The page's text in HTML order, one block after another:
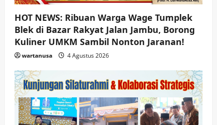
HOT NEWS: Ribuan Warga Wage Tumplek
Blek di Bazar Rakyat Jalan Jambu, Borong
Kuliner UMKM Sambil Nonton Jaranan!
wartanusa 4 Agustus 2026